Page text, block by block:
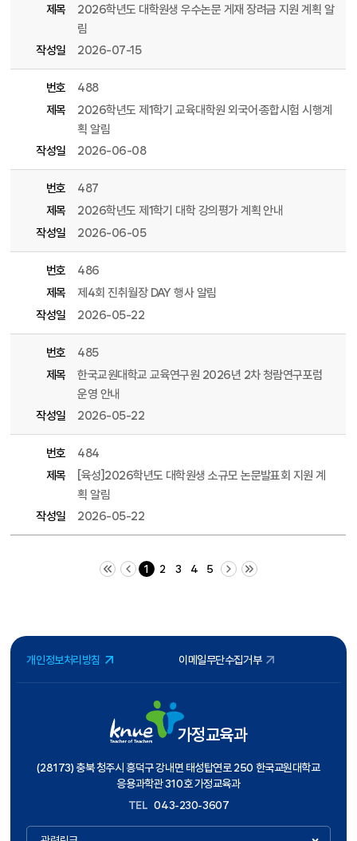
제목
2026학년도 대학원생 우수논문 게재 장려금 지원 계획 알
림
작성일
2026-07-15
번호
488
제목
2026학년도 제1학기 교육대학원 외국어·종합시험 시행계
획 알림
작성일
2026-06-08
번호
487
제목
2026학년도 제1학기 대학 강의평가 계획 안내
작성일
2026-06-05
번호
486
제목
제4회 진취월장 DAY 행사 알림
작성일
2026-05-22
번호
485
제목
한국교원대학교 교육연구원 2026년 2차 청람연구포럼
운영 안내
작성일
2026-05-22
번호
484
제목
[육성]2026학년도 대학원생 소규모 논문발표회 지원 계
획 알림
작성일
2026-05-22
처음 페이지 이전 10 페이지
1 2 3 4 5
다음 10 페이지 끝 페이지
개인정보처리방침 이메일무단수집거부
가정교육과
(28173) 충북 청주시 흥덕구 강내면 태성탑연로 250 한국교원대학교
응용과학관 310호 가정교육과
TEL 043-230-3607